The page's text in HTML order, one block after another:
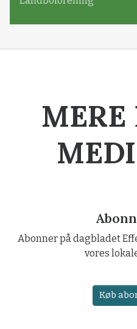
MERE
Abonner på dagbladet
vores
Køb